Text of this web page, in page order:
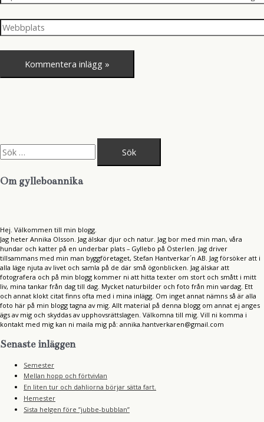
post*
Webbplats
S
ö
k
fOm gylleboannika
Hej. Välkommen till min blogg.
Jag heter Annika Olsson. Jag älskar djur och natur. Jag bor med min man, våra
hundar och katter på en underbar plats – Gyllebo på Österlen. Jag driver
tillsammans med min man byggföretaget, Stefan Hantverkar´n AB. Jag försöker att i
alla läge njuta av livet och samla på de där små ögonblicken. Jag älskar att
fotografera och på min blogg kommer ni att hitta texter om stort och smått i mitt
liv, mina tankar från dag till dag. Mycket naturbilder och foto från min vardag. Ett
och annat klokt citat finns ofta med i mina inlägg. Om inget annat nämns så är alla
foto här på min blogg tagna av mig. Allt material på denna blogg om annat ej anges
ägs av mig och skyddas av upphovsrättslagen. Välkomna till mig. Vill ni komma i
kontakt med mig kan ni maila mig på: annika.hantverkaren@gmail.com
Senaste inläggen
Semester
Mellan hopp och förtvivlan
En liten tur och dahliorna börjar sätta fart.
Hemester
Sista helgen före ”jubbe-bubblan”